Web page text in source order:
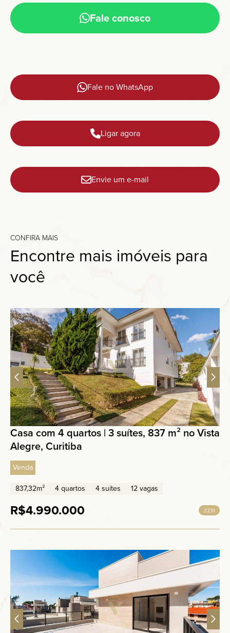
Fale conosco
Fale no WhatsApp
Ligar agora
Envie um e-mail
CONFIRA MAIS
Encontre mais imóveis para
você
Casa com 4 quartos | 3 suítes, 837 m² no Vista
Alegre, Curitiba
Venda
837,32m²
4 quartos 4 suítes 12 vagas
R$4.990.000 2231